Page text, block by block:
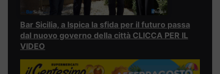
Bar Sicilia, a Ispica la sfida per il futuro passa
dal nuovo governo della città CLICCA PER IL
VIDEO